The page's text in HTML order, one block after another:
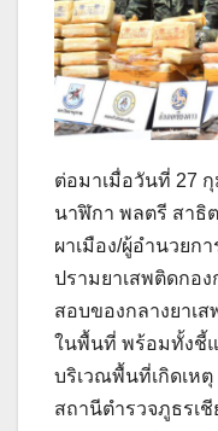
ต่อมาเมื่อวันที่ 27
นาฬิกา พลตรี สาธิ
ผาเมือง/ผู้อำนวยก
ปรามยาเสพติดกอง
สอบของกลางยาเ
ในพื้นที่ พร้อมทั้งชี้
บริเวณพื้นที่เกิดเห
สถานีตำรวจภูธรเชี